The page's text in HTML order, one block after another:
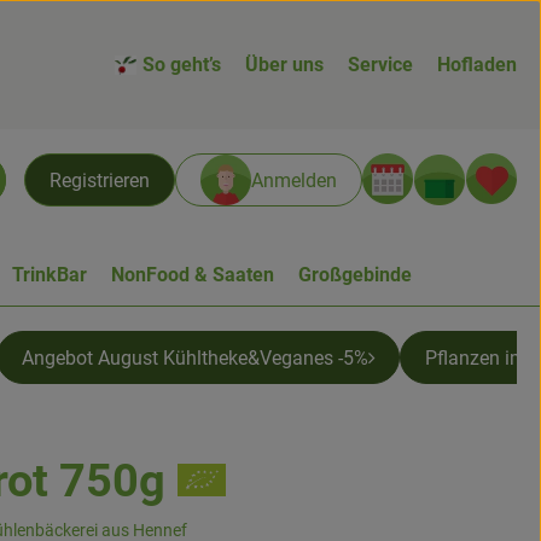
So geht’s Über uns Service Hofladen
Registrieren Anmelden
TrinkBar NonFood & Saaten Großgebinde
Angebot August Kühltheke&Veganes -5% Pflanzen im
750g
aus Hennef